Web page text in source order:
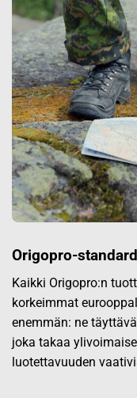
Origopro-
Kaikki Origopro:n
korkeimmat
enemmän: ne
joka takaa
luotettavuuden